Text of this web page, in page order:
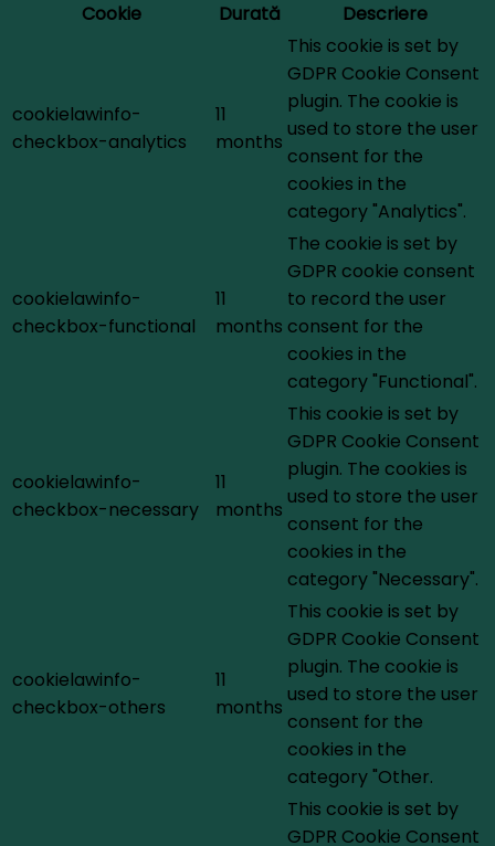
Cookie
Durată Descriere
cookielawinfo-
checkbox-analytics
11
months
This cookie is set by
GDPR Cookie Consent
plugin. The cookie is
used to store the user
consent for the
cookies in the
category "Analytics".
cookielawinfo-
checkbox-functional
11
months
The cookie is set by
GDPR cookie consent
to record the user
consent for the
cookies in the
category "Functional".
cookielawinfo-
checkbox-necessary
11
months
This cookie is set by
GDPR Cookie Consent
plugin. The cookies is
used to store the user
consent for the
cookies in the
category "Necessary".
cookielawinfo-
checkbox-others
11
months
This cookie is set by
GDPR Cookie Consent
plugin. The cookie is
used to store the user
consent for the
cookies in the
category "Other.
This cookie is set by
GDPR Cookie Consent